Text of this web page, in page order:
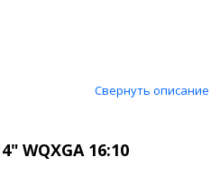
Свернуть описание
WQXGA 16:10